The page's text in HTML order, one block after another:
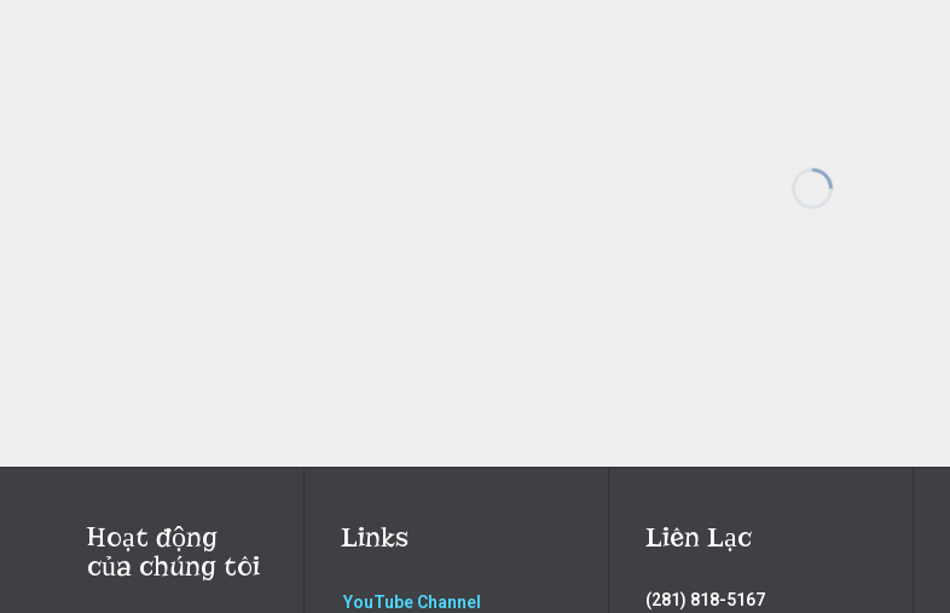
Hoạt động
của chúng tôi
Links
YouTube Channel
Liên Lạc
(281) 818-5167